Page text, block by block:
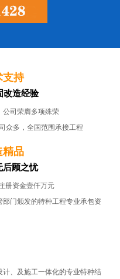
支持
改造经验
公司荣膺多项殊荣
众多，全国范围承接工程
精品
后顾之忧
册资金壹仟万元
门颁发的特种工程专业承包资
、及施工一体化的专业特种结